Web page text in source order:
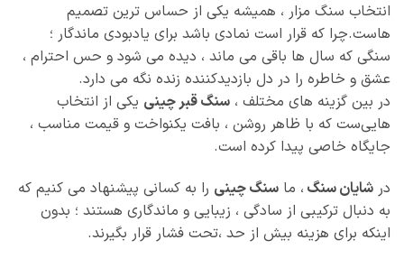
انتخاب سنگ مزار ، همیشه یکی از حساس‌ ترین تصمیم‌
هاست.چرا که قرار است نمادی باشد برای یادبودی ماندگار ؛
سنگی که سال‌ ها باقی می‌ ماند ، دیده می‌ شود و حس احترام ،
عشق و خاطره را در دل بازدیدکننده زنده نگه می‌ دارد.
در بین گزینه‌ های مختلف ،سنگ قبر چینییکی از انتخاب‌
هایی‌ست که با ظاهر روشن ، بافت یکنواخت و قیمت مناسب ،
جایگاه خاصی پیدا کرده است.
درشایان سنگ، ماسنگ چینیرا به کسانی پیشنهاد می‌ کنیم که
به‌ دنبال ترکیبی از سادگی ، زیبایی و ماندگاری هستند ؛ بدون
اینکه برای هزینه بیش‌ از حد ،تحت فشار قرار بگیرند.